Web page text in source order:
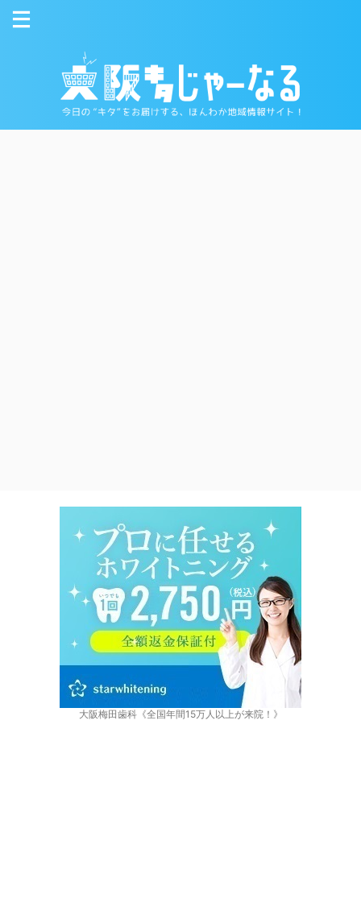
大阪梅田歯科《全国年間15万人以上が来院！》